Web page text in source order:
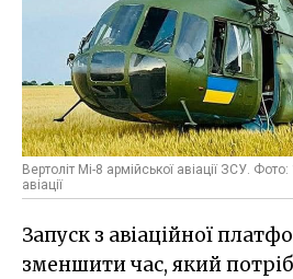
Вертоліт Мі-8 армійської авіації ЗСУ.
авіації
Запуск з авіаційної
зменшити час, який